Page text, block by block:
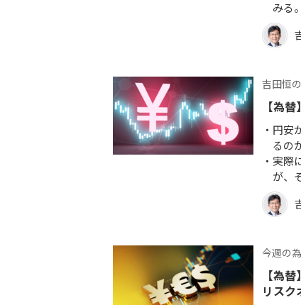
みる。
吉田恒
【為
円安
るの
実際
が、
今週の
【為
リスク